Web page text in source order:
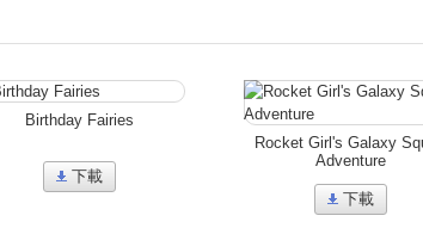
Birthday Fairies
下載
Rocket Girl's Galaxy
Adventure
下載